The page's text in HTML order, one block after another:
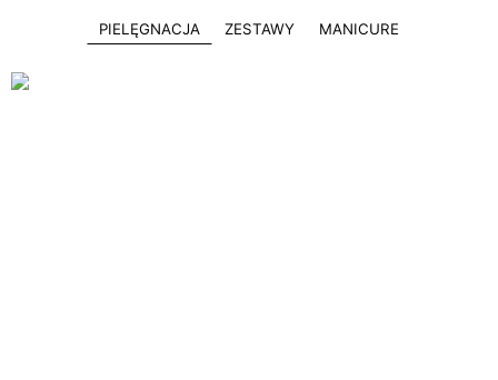
PIELĘGNACJA ZESTAWY MANICURE